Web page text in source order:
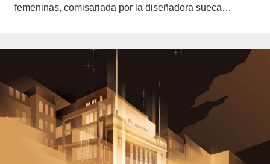
femeninas, comisariada por la diseñadora sueca…